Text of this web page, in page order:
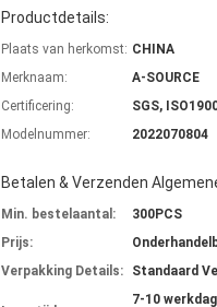
Productdetails:
Plaats van herkomst: CHINA
Merknaam:
A-SOURCE
Certificering:
SGS,
Modelnummer:
2022070804
Betalen & Verzenden
Min. bestelaantal:
300PCS
Prijs:
Verpakking Details:
Standaard
7-10